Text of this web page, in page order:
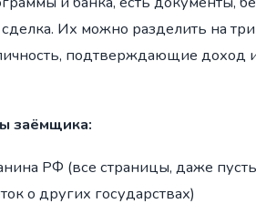
Их можно разделить на
подтверждающие доход
заёмщика:
РФ (все страницы, даже
о других государствах)